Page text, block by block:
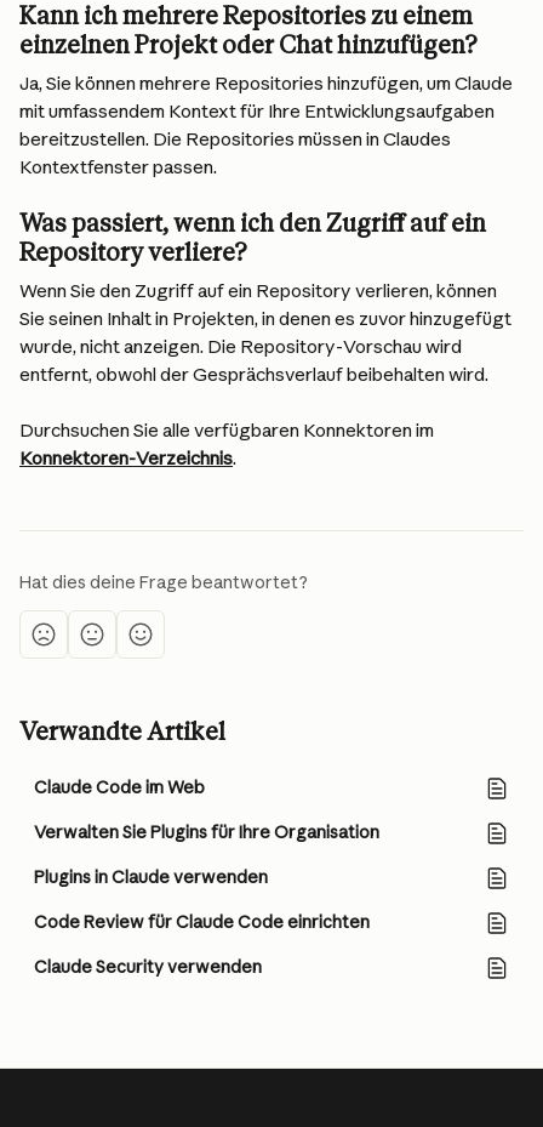
Kann ich mehrere Repositories zu einem
einzelnen Projekt oder Chat hinzufügen?
Ja, Sie können mehrere Repositories hinzufügen, um Claude
mit umfassendem Kontext für Ihre Entwicklungsaufgaben
bereitzustellen. Die Repositories müssen in Claudes
Kontextfenster passen.
Was passiert, wenn ich den Zugriff auf ein
Repository verliere?
Wenn Sie den Zugriff auf ein Repository verlieren, können
Sie seinen Inhalt in Projekten, in denen es zuvor hinzugefügt
wurde, nicht anzeigen. Die Repository-Vorschau wird
entfernt, obwohl der Gesprächsverlauf beibehalten wird.
Durchsuchen Sie alle verfügbaren Konnektoren im
Konnektoren-Verzeichnis.
Hat dies deine Frage beantwortet?
Verwandte Artikel
Claude Code im Web
Verwalten Sie Plugins für Ihre Organisation
Plugins in Claude verwenden
Code Review für Claude Code einrichten
Claude Security verwenden